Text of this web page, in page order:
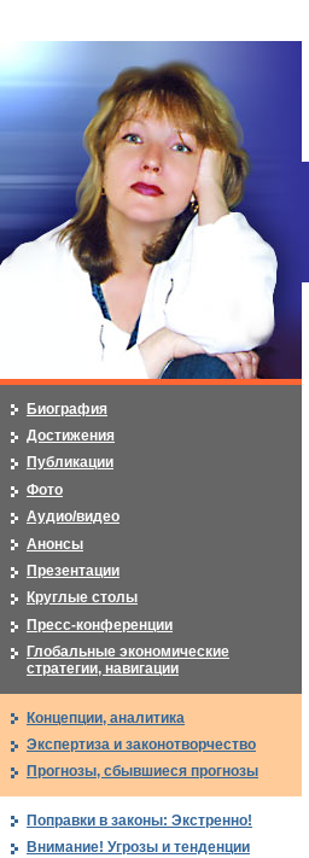
Биография
Достижения
Публикации
Фото
Аудио/видео
Анонсы
Презентации
Круглые столы
Пресс-конференции
Глобальные экономические
стратегии, навигации
Концепции, аналитика
Экспертиза и законотворчество
Прогнозы, сбывшиеся прогнозы
Поправки в законы: Экстренно!
Внимание! Угрозы и тенденции